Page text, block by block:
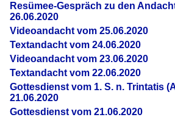
Re­sü­mee-Gespräch zu den
26.06.2020
Videoandacht vom 25.06.2020
Textandacht vom 24.06.2020
Videoandacht vom 23.06.2020
Textandacht vom 22.06.2020
Gottesdienst vom 1. S. n. Trintatis
21.06.2020
Gottesdienst vom 21.06.2020